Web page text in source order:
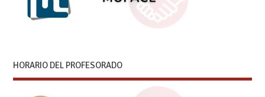
HORARIO DEL PROFESORADO